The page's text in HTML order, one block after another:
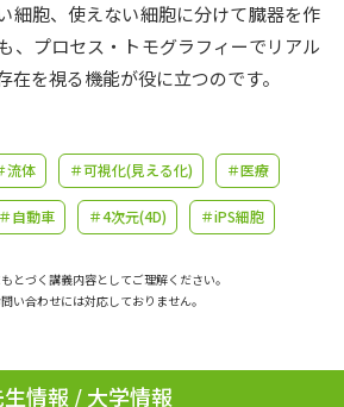
見
ーザーサポート
細胞、使えない細胞に分けて臓器を作
、プロセス・トモグラフィーでリアル
在を視る機能が役に立つのです。
流体 ＃可視化(見える化) ＃医療
＃自動車 ＃4次元(4D) ＃iPS細胞
とづく講義内容としてご理解ください。
い合わせには対応しておりません。
生情報 / 大学情報